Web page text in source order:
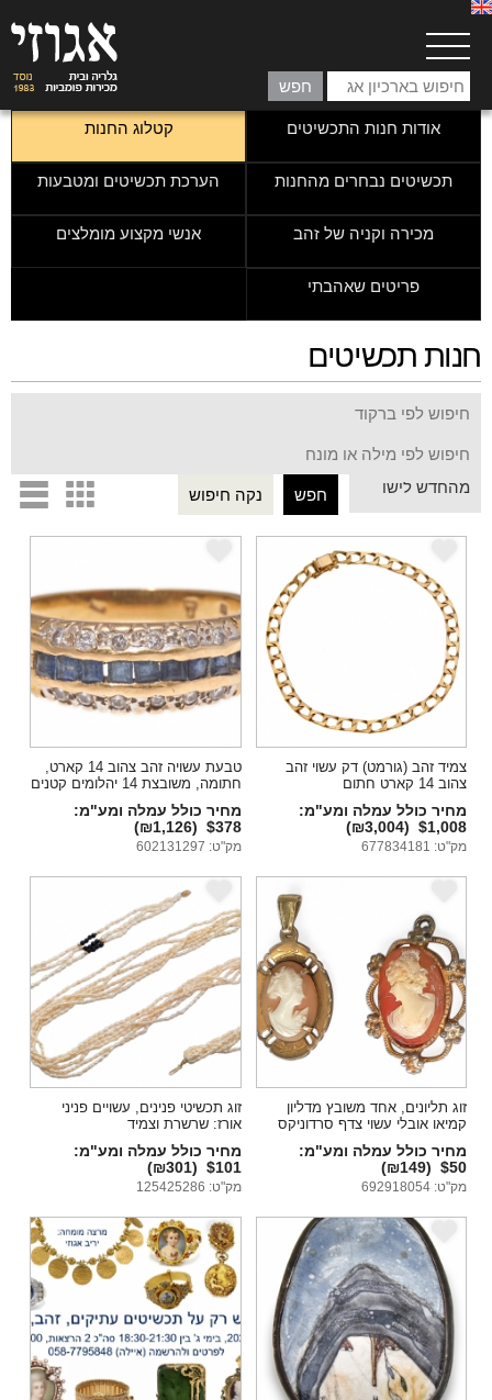
אודות חנות התכשיטים קטלוג החנות
תכשיטים נבחרים מהחנות הערכת תכשיטים ומטבעות
מכירה וקניה של זהב אנשי מקצוע מומלצים
פריטים שאהבתי
חנות תכשיטים
d c
צמיד זהב (גורמט) דק עשוי זהב
צהוב 14 קארט חתום
מחיר כולל עמלה ומע"מ:
$1,008
(₪3,004)
מק"ט: 677834181
טבעת עשויה זהב צהוב 14 קארט,
חתומה, משובצת 14 יהלומים קטנים
מחיר כולל עמלה ומע"מ:
$378
(₪1,126)
מק"ט: 602131297
זוג תליונים, אחד משובץ מדליון
קמיאו אובלי עשוי צדף סרדוניקס
מחיר כולל עמלה ומע"מ:
$50
(₪149)
מק"ט: 692918054
זוג תכשיטי פנינים, עשויים פניני
אורז: שרשרת וצמיד
מחיר כולל עמלה ומע"מ:
$101
(₪301)
מק"ט: 125425286
e
e